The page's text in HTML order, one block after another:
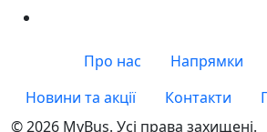
Про нас Напрямки
Новини та акції
Контакти
© 2026 MyBus. Усі права захищені.